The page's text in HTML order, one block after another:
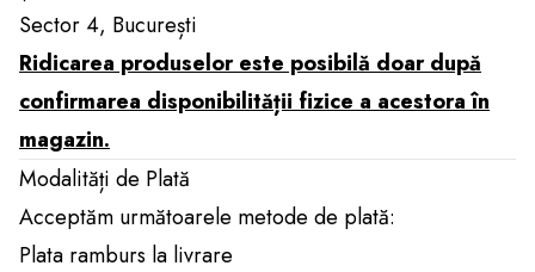
Sector 4, București
Ridicarea produselor este posibilă doar după
confirmarea disponibilității fizice a acestora în
magazin.
Modalități de Plată
Acceptăm următoarele metode de plată:
Plata ramburs la livrare